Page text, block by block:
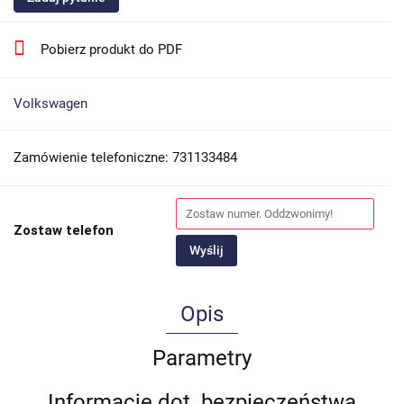
Pobierz produkt do PDF
Volkswagen
Zamówienie telefoniczne: 731133484
Zostaw telefon
Wyślij
Opis
Parametry